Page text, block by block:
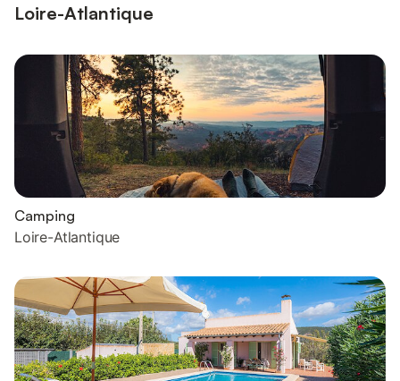
Loire-Atlantique
Camping
Loire-Atlantique